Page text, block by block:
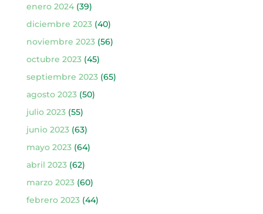
enero 2024(39)
diciembre 2023(40)
noviembre 2023(56)
octubre 2023(45)
septiembre 2023(65)
agosto 2023(50)
julio 2023(55)
junio 2023(63)
mayo 2023(64)
abril 2023(62)
marzo 2023(60)
febrero 2023(44)